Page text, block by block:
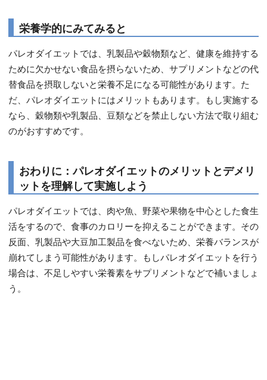
栄養学的にみてみると
パレオダイエットでは、乳製品や穀物類など、健康を維持する
ために欠かせない食品を摂らないため、サプリメントなどの代
替食品を摂取しないと栄養不足になる可能性があります。た
だ、パレオダイエットにはメリットもあります。もし実施する
なら、穀物類や乳製品、豆類などを禁止しない方法で取り組む
のがおすすめです。
おわりに：パレオダイエットのメリットとデメリ
ットを理解して実施しよう
パレオダイエットでは、肉や魚、野菜や果物を中心とした食生
活をするので、食事のカロリーを抑えることができます。その
反面、乳製品や大豆加工製品を食べないため、栄養バランスが
崩れてしまう可能性があります。もしパレオダイエットを行う
場合は、不足しやすい栄養素をサプリメントなどで補いましょ
う。